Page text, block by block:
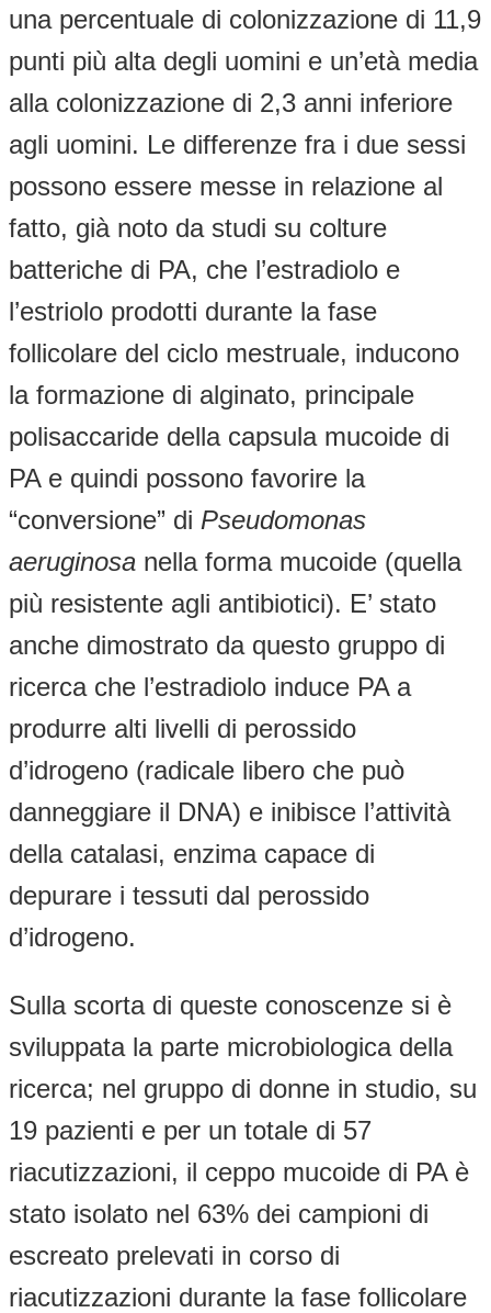
una percentuale di colonizzazione di 11,9
punti più alta degli uomini e un’età media
alla colonizzazione di 2,3 anni inferiore
agli uomini. Le differenze fra i due sessi
possono essere messe in relazione al
fatto, già noto da studi su colture
batteriche di PA, che l’estradiolo e
l’estriolo prodotti durante la fase
follicolare del ciclo mestruale, inducono
la formazione di alginato, principale
polisaccaride della capsula mucoide di
PA e quindi possono favorire la
“conversione” di Pseudomonas
aeruginosa nella forma mucoide (quella
più resistente agli antibiotici). E’ stato
anche dimostrato da questo gruppo di
ricerca che l’estradiolo induce PA a
produrre alti livelli di perossido
d’idrogeno (radicale libero che può
danneggiare il DNA) e inibisce l’attività
della catalasi, enzima capace di
depurare i tessuti dal perossido
d’idrogeno.
Sulla scorta di queste conoscenze si è
sviluppata la parte microbiologica della
ricerca; nel gruppo di donne in studio, su
19 pazienti e per un totale di 57
riacutizzazioni, il ceppo mucoide di PA è
stato isolato nel 63% dei campioni di
escreato prelevati in corso di
riacutizzazioni durante la fase follicolare